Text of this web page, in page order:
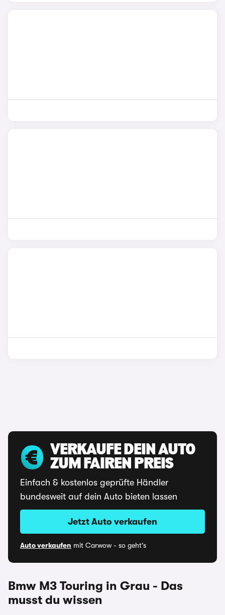
VERKAUFE DEIN AUTO
ZUM FAIREN PREIS
Einfach & kostenlos geprüfte Händler
bundesweit auf dein Auto bieten lassen
Jetzt Auto verkaufen
Auto verkaufen mit Carwow - so geht's
Bmw M3 Touring in Grau - Das
musst du wissen